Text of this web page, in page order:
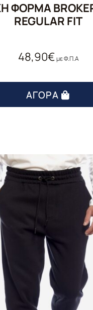
ΦΌΡΜΑ
REGULAR FIT
48,90€ με Φ.Π.Α
ΑΓΟΡΆ